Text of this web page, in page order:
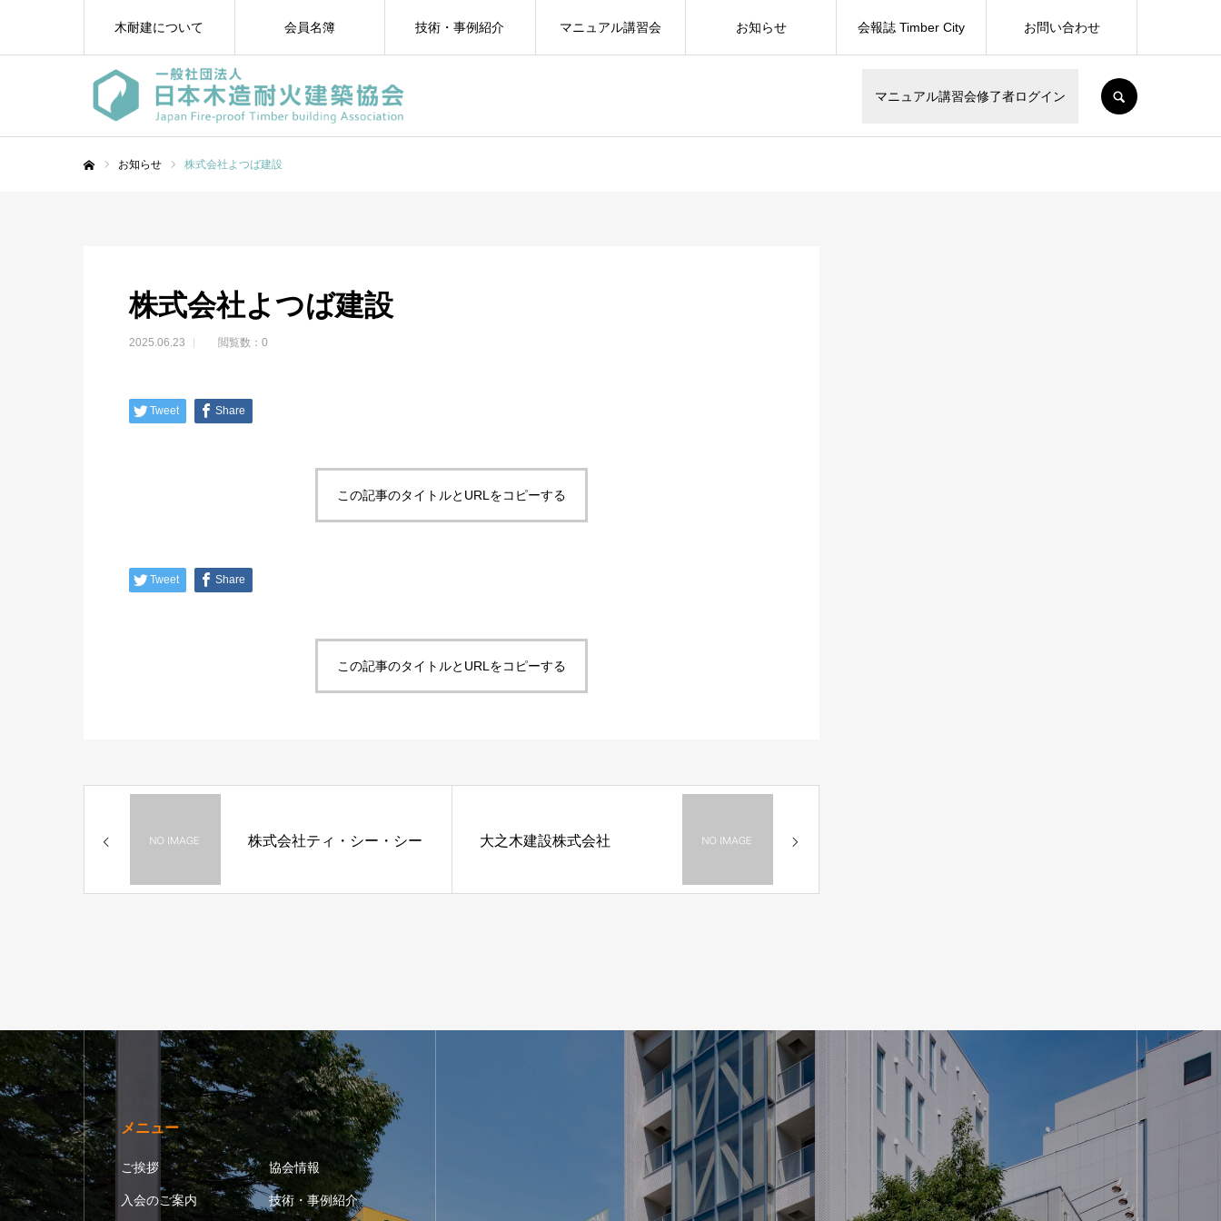
マニュアル講習会修了者ログイン
木耐建について 会員名簿 技術・事例紹介 マニュアル講習会 お知らせ 会報誌 Timber City お問い合わせ
お知らせ 株式会社よつば建設
株式会社よつば建設
2025.06.23 閲覧数：0
Tweet Share
この記事のタイトルとURLをコピーする
Tweet Share
この記事のタイトルとURLをコピーする
株式会社ティ・シー・シー 大之木建設株式会社
メニュー
ご挨拶 協会情報
入会のご案内 技術・事例紹介